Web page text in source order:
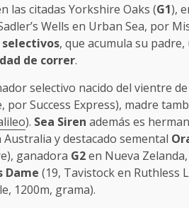
las citadas Yorkshire Oaks (G1),
Wells en Urban Sea, por
selectivos, que acumula su
de correr.
selectivo nacido del vientre
por Success Express), madre
). Sea Siren además es
Australia y destacado semental
ganadora G2en Nueva
Dame (19, Tavistock en Ruthless
1200m, grama).